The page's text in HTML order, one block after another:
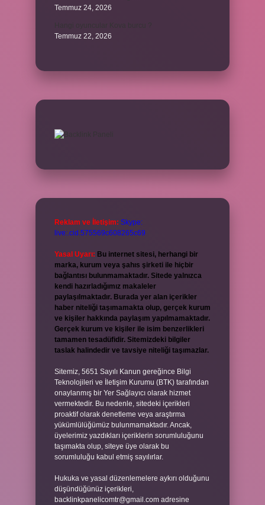
Temmuz 24, 2026
Temmuz 22, 2026
Reklam ve İletişim: Skype:
live:.cid.575569c608265c69
Yasal Uyarı: Bu internet sitesi, herhangi bir
marka, kurum veya şahıs şirketi ile hiçbir
bağlantısı bulunmamaktadır. Sitede yalnızca
kendi hazırladığımız makaleler
paylaşılmaktadır. Burada yer alan içerikler
haber niteliği taşımamakta olup, gerçek kurum
ve kişiler hakkında paylaşım yapılmamaktadır.
Gerçek kurum ve kişiler ile isim benzerlikleri
tamamen tesadüfidir. Sitemizdeki bilgiler
taslak halindedir ve tavsiye niteliği taşımazlar.
Sitemiz, 5651 Sayılı Kanun gereğince Bilgi
Teknolojileri ve İletişim Kurumu (BTK) tarafından
onaylanmış bir Yer Sağlayıcı olarak hizmet
vermektedir. Bu nedenle, sitedeki içerikleri
proaktif olarak denetleme veya araştırma
yükümlülüğümüz bulunmamaktadır. Ancak,
üyelerimiz yazdıkları içeriklerin sorumluluğunu
taşımakta olup, siteye üye olarak bu
sorumluluğu kabul etmiş sayılırlar.
Hukuka ve yasal düzenlemelere aykırı olduğunu
düşündüğünüz içerikleri,
backlinkpanelicomtr@gmail.com adresine